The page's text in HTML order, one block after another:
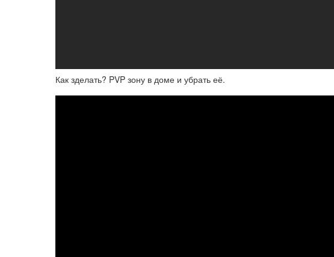
Как зделать? PVP зону в доме и убрать её.